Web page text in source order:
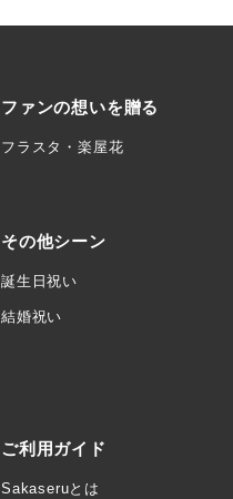
ファンの想いを贈る
フラスタ・楽屋花
その他シーン
誕生日祝い
結婚祝い
ご利用ガイド
Sakaseruとは